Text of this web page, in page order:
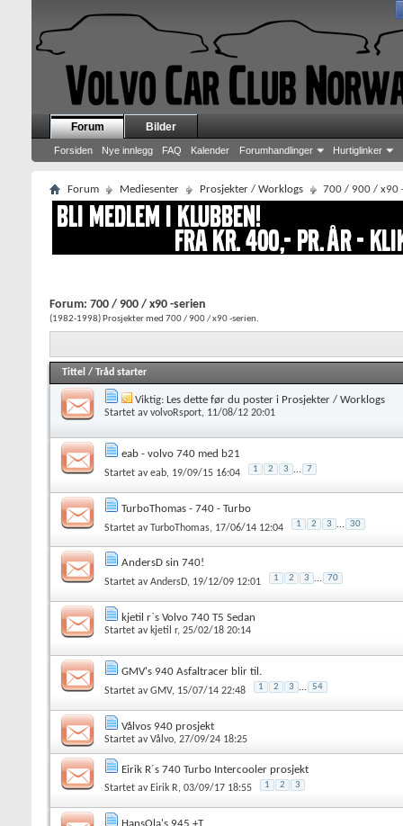
Forum
Forsiden Nye innlegg FAQ Kalender Forumhandlinger Hurtiglinker
Bilder
Forum Mediesenter Prosjekter / Worklogs 700 / 900 / x90
Forum: 700 / 900 / x90 -serien
(1982-1998) Prosjekter med 700 / 900 / x90 -serien.
Tittel / Tråd starter
Viktig: Les dette før du poster i Prosjekter / Worklogs
Startet avvolvoRsport, 11/08/12 20:01
eab - volvo 740 med b21
Startet aveab, 19/09/15 16:04 1 2 3 ... 7
TurboThomas - 740 - Turbo
Startet avTurboThomas, 17/06/14 12:04 1 2 3 ... 30
AndersD sin 740!
Startet avAndersD, 19/12/09 12:01 1 2 3 ... 70
kjetil r`s Volvo 740 T5 Sedan
Startet av kjetil r, 25/02/18 20:14
GMV's 940 Asfaltracer blir til.
Startet avGMV, 15/07/14 22:48 1 2 3 ... 54
Vålvos 940 prosjekt
Startet avVålvo, 27/09/24 18:25
Eirik R´s 740 Turbo Intercooler prosjekt
Startet av Eirik R, 03/09/17 18:55 1 2 3